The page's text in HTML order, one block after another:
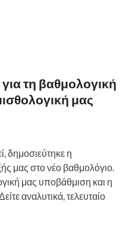
τη βαθμολογική
μας
δημοσιεύτηκε η
μας στο νέο βαθμολόγιο.
μας υποβάθμιση και η
αναλυτικά, τελευταίο